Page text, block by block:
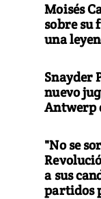
Moisés
sobre su
una
Snayder
nuevo
Antwerp
"No se
a sus
partidos